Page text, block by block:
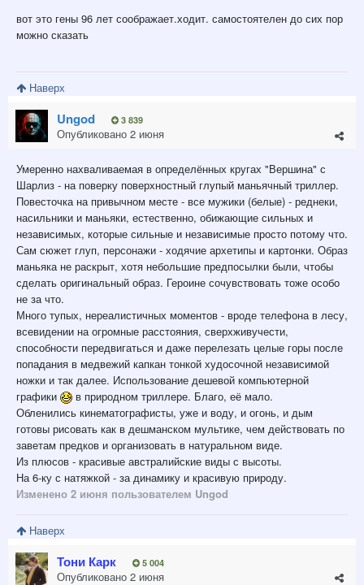
вот это гены 96 лет соображает.ходит. самостоятелен до сих пор
можно сказать
Наверх
Ungod 3 839
Опубликовано 2 июня
Умеренно нахваливаемая в определённых кругах "Вершина" с
Шарлиз - на поверку поверхностный глупый маньячный триллер.
Повесточка на привычном месте - все мужики (белые) - реднеки,
насильники и маньяки, естественно, обижающие сильных и
независимых, которые сильные и независимые просто потому что.
Сам сюжет глуп, персонажи - ходячие архетипы и картонки. Образ
маньяка не раскрыт, хотя небольшие предпосылки были, чтобы
сделать оригинальный образ. Героине сочувствовать тоже особо
не за что.
Много тупых, нереалистичных моментов - вроде телефона в лесу,
всевидении на огромные расстояния, сверхживучести,
способности передвигаться и даже перелезать целые горы после
попадания в медвежий капкан тонкой худосочной независимой
ножки и так далее. Использование дешевой компьютерной
графики
в природном триллере. Благо, её мало.
Обленились кинематографисты, уже и воду, и огонь, и дым
готовы рисовать как в дешманском мультике, чем действовать по
заветам предков и организовать в натуральном виде.
Из плюсов - красивые австралийские виды с высоты.
На 6-ку с натяжкой - за динамику и красивую природу.
Изменено 2 июня пользователем Ungod
Наверх
Тони Карк 5 004
Опубликовано 2 июня